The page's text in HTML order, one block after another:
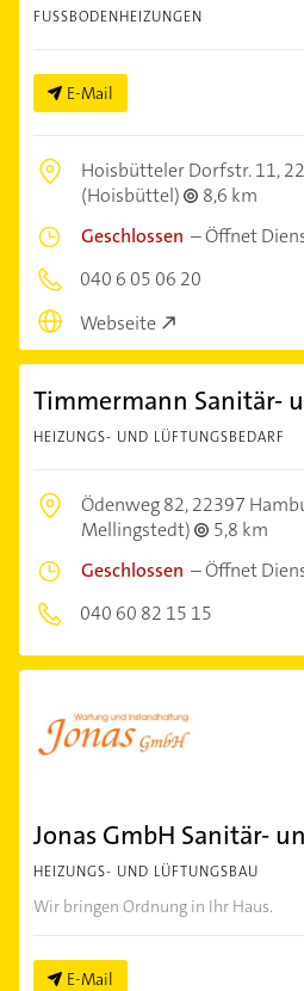
FUSSBODENHEIZUNGEN
E-Mail
Hoisbütteler Dorfstr. 11,
(Hoisbüttel)
8,6 km
Geschlossen –Öffnet
040 6 05 06 20
Webseite
Timmermann Sanitär-
HEIZUNGS- UND LÜFTUNGSBEDARF
Ödenweg 82,22397
Mellingstedt)
5,8 km
Geschlossen –Öffnet
040 60 82 15 15
Jonas GmbH Sanitär-
HEIZUNGS- UND LÜFTUNGSBAU
Wir bringen Ordnung in Ihr Haus.
E-Mail